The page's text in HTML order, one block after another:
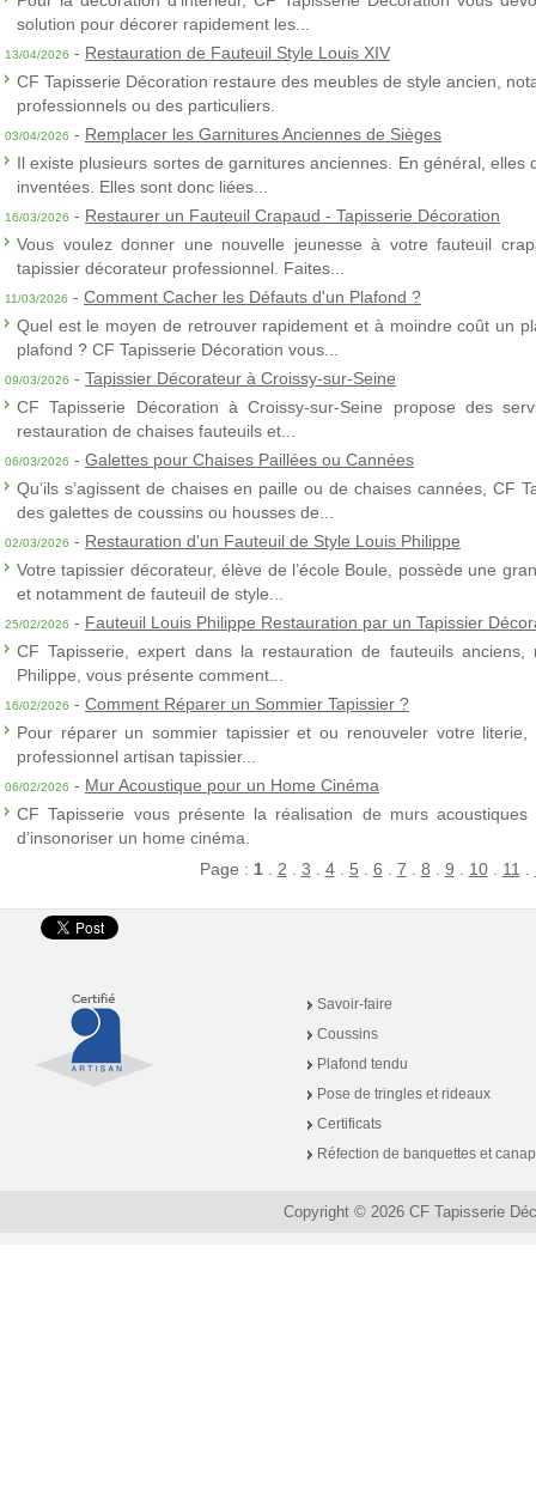
solution pour décorer rapidement les...
13/04/2026 - Restauration de Fauteuil Style Louis XIV
CF Tapisserie Décoration restaure des meubles de style ancien,
professionnels ou des particuliers.
03/04/2026 - Remplacer les Garnitures Anciennes de Sièges
Il existe plusieurs sortes de garnitures anciennes. En général, elles
inventées. Elles sont donc liées...
16/03/2026 - Restaurer un Fauteuil Crapaud - Tapisserie Décoration
Vous voulez donner une nouvelle jeunesse à votre fauteuil
tapissier décorateur professionnel. Faites...
11/03/2026 - Comment Cacher les Défauts d'un Plafond ?
Quel est le moyen de retrouver rapidement et à moindre coût un
plafond ? CF Tapisserie Décoration vous...
09/03/2026 - Tapissier Décorateur à Croissy-sur-Seine
CF Tapisserie Décoration à Croissy-sur-Seine propose des
restauration de chaises fauteuils et...
06/03/2026 - Galettes pour Chaises Paillées ou Cannées
Qu’ils s’agissent de chaises en paille ou de chaises cannées, CF
des galettes de coussins ou housses de...
02/03/2026 - Restauration d'un Fauteuil de Style Louis Philippe
Votre tapissier décorateur, élève de l’école Boule, possède une
et notamment de fauteuil de style...
25/02/2026 - Fauteuil Louis Philippe Restauration par un Tapissier
CF Tapisserie, expert dans la restauration de fauteuils
Philippe, vous présente comment...
16/02/2026 - Comment Réparer un Sommier Tapissier ?
Pour réparer un sommier tapissier et ou renouveler votre
professionnel artisan tapissier...
06/02/2026 - Mur Acoustique pour un Home Cinéma
CF Tapisserie vous présente la réalisation de murs
d’insonoriser un home cinéma.
Page : 1. 2 3 4. 5 6 7 8 9 10. 11
Savoir-faire
Coussins
Plafond tendu
Pose de tringles et rideaux
Certificats
Réfection de banquettes et
Copyright © 2026 CF Tapisserie